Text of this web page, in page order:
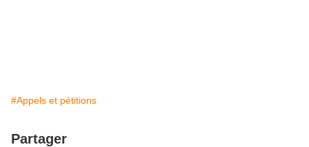
#Appels et pétitions
Partager